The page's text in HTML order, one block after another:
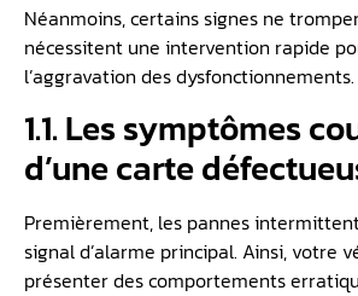
Néanmoins, certains signes ne
nécessitent une intervention rapide
l’aggravation des dysfonctionnements.
1.1. Les symptômes
d’une carte
Premièrement, les pannes
signal d’alarme principal. Ainsi, votre
présenter des comportements